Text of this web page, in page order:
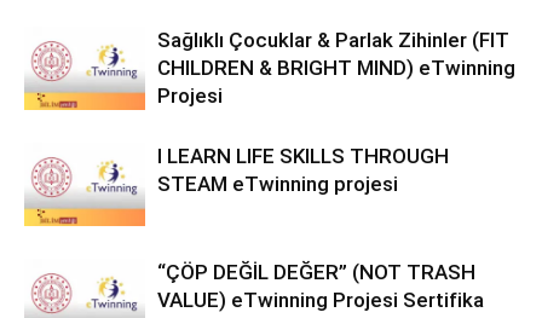
Sağlıklı Çocuklar & Parlak Zihinler (FIT
CHILDREN & BRIGHT MIND) eTwinning
Projesi
I LEARN LIFE SKILLS THROUGH
STEAM eTwinning projesi
“ÇÖP DEĞİL DEĞER” (NOT TRASH
VALUE) eTwinning Projesi Sertifika